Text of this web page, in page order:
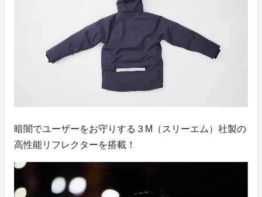
暗闇でユーザーをお守りする３M（スリーエム）社製の
高性能リフレクターを搭載！